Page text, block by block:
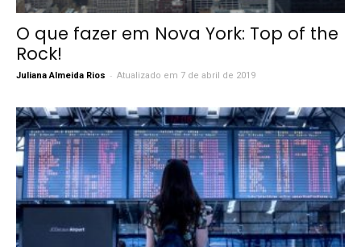
O que fazer em Nova York: Top of the
Rock!
Juliana Almeida Rios - Atualizado em 7 de abril de 2019